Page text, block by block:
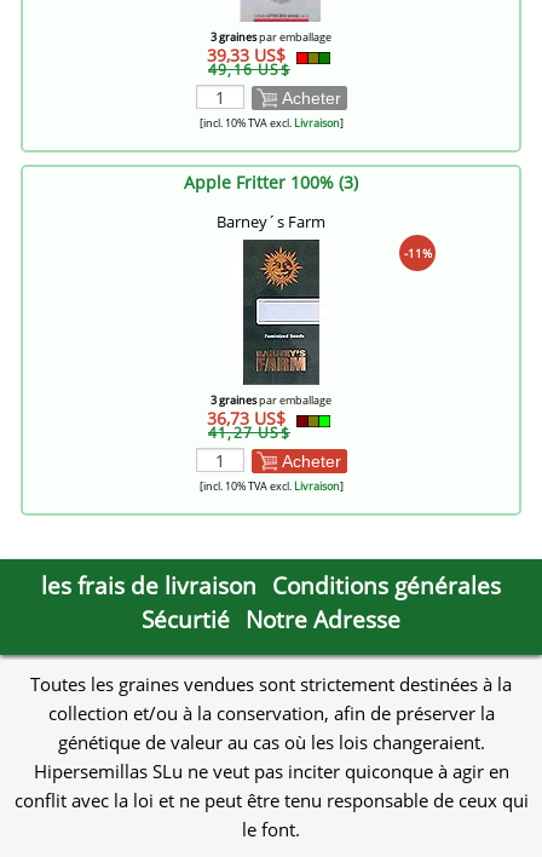
3 grainespar emballage
39,33 US$
49,16 US$
Acheter
[incl. 10% TVA excl.Livraison]
Apple Fritter 100% (3)
Barney´s Farm
-11%
3 grainespar emballage
36,73 US$
41,27 US$
Acheter
[incl. 10% TVA excl.Livraison]
les frais de livraison Conditions générales
Sécurtié Notre Adresse
Toutes les graines vendues sont strictement destinées à la
collection et/ou à la conservation, afin de préserver la
génétique de valeur au cas où les lois changeraient.
Hipersemillas SLu ne veut pas inciter quiconque à agir en
conflit avec la loi et ne peut être tenu responsable de ceux qui
le font.